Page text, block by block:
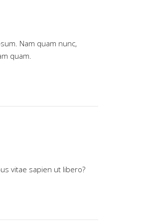
Nam quam nunc,
quam.
vitae sapien ut libero?